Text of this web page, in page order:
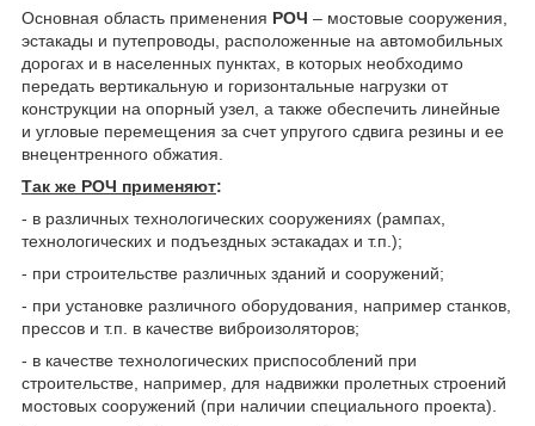
Основная область применения РОЧ – мостовые сооружения,
эстакады и путепроводы, расположенные на автомобильных
дорогах и в населенных пунктах, в которых необходимо
передать вертикальную и горизонтальные нагрузки от
конструкции на опорный узел, а также обеспечить линейные
и угловые перемещения за счет упругого сдвига резины и ее
внецентренного обжатия.
Так же РОЧ применяют:
- в различных технологических сооружениях (рампах,
технологических и подъездных эстакадах и т.п.);
- при строительстве различных зданий и сооружений;
- при установке различного оборудования, например станков,
прессов и т.п. в качестве виброизоляторов;
- в качестве технологических приспособлений при
строительстве, например, для надвижки пролетных строений
мостовых сооружений (при наличии специального проекта).